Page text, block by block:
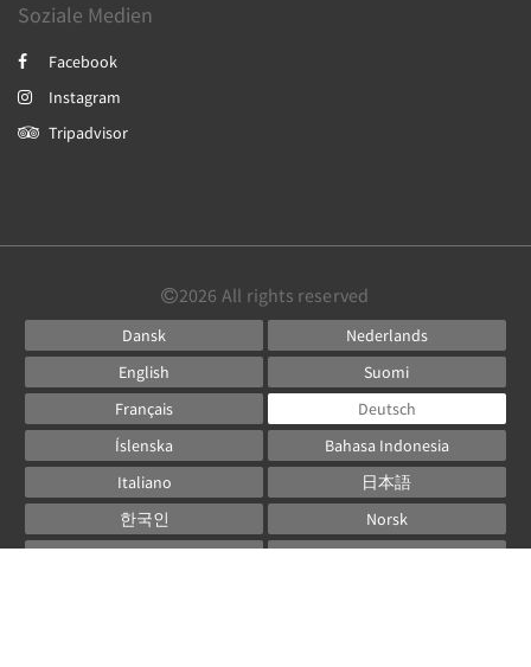
Soziale Medien
Facebook
Instagram
Tripadvisor
2026 All rights reserved
Dansk
Nederlands
English
Suomi
Français
Deutsch
Íslenska
Bahasa Indonesia
Italiano
日本語
한국인
Norsk
Русский
Español